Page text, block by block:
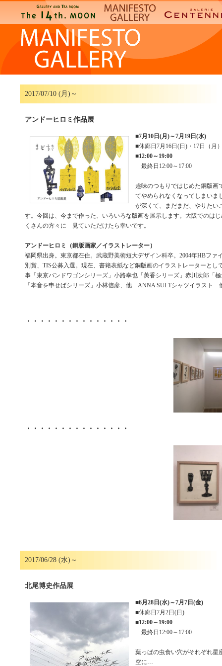
2017/07/10 (月)～
アンドーヒロミ作品展
■7月10日(月)～7月19日(水)
■休廊日7月16日(日)・17日（月
■12:00～19:00
最終日12:00～17:00
趣味のつもりではじめた銅版画
てやめられなくなってしまいま
が深くて、まだまだ、やりたい
す。今回は、今まで作った、いろいろな版画を展示します。大阪でのは
くさんの方々に 見ていただけたら幸いです。
アンドーヒロミ（銅版画家／イラストレーター）
福岡県出身。東京都在住。武蔵野美術短大デザイン科卒。2004年HBファ
別賞、TIS公募入選。現在、書籍表紙など銅版画のイラストレーターとし
事「東京バンドワゴンシリーズ」小路幸也「莢香シリーズ」赤川次郎「
「本音を申せばシリーズ」小林信彦、他 ANNA SUI Tシャツイラスト
・・・・・・・・・・・・・・・
・・・・・・・・・・・・・・・
2017/06/28 (水)～
北尾博史作品展
■6月28日(水)～7月7日(金)
■休廊日7月2日(日)
■12:00～19:00
最終日12:00～17:00
葉っぱの虫食い穴がそれぞれ星
空に…